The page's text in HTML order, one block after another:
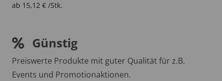
ab 15,12 € /Stk.
Günstig
Preiswerte Produkte mit guter Qualität für z.B.
Events und Promotionaktionen.